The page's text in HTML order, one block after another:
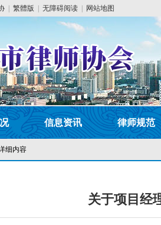
繁體版 无障碍阅读 网站地图
信息资讯 律师规范
细内容
关于项目经